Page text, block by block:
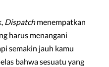
Dispatchmenempatkan
harus menangani
semakin jauh kamu
bahwa sesuatu yang